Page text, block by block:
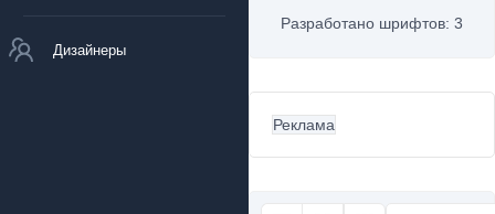
Дизайнеры
Разработано шрифтов: 3
Реклама